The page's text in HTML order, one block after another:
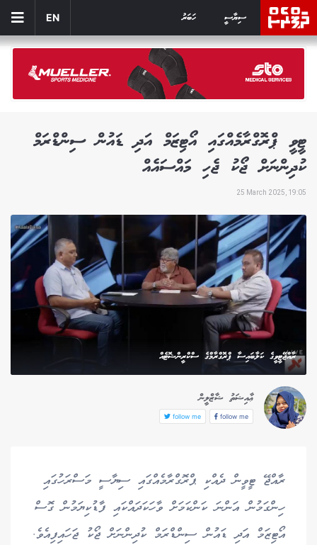
ސިޔާސީ ހަބަރު EN
ޓީވީ ޕްރޮގްރާމެއްގައި އޯޓިޒަމް އަދި ޑައުން ސިންޑްރަމް
ކުދިންނަށް ޖޯކު ޖެހި މައްސައެއް
25 March 2025, 19:05
ރާއްޖޭޓީވީގެ ކަލާބައިސާ ޕްރޮގްރާމްގެ ސްކްރީންޝޮޓެއް
ޢާއިޝަތު ޝާޒްލީން
follow me
follow me
ރާއްޖޭ ޓީވީން ދެއްކި ޕްރޮގްރާމެއްގައި ސިޔާސީ މަސްރަހުގައި
ހިންގަމުން އަންނަ ކަންކަމަށް ވާހަކަދައްކައި ފާޑުކިޔަމުން ގޮސް
އޯޓިޒަމް އަދި ޑައުން ސިންޑްރަމް ކުދިންނަށް ޖޯކު ޖަހައިފިއެވެ.